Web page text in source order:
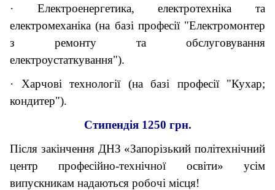
· Електроенергетика, електротехніка та
електромеханіка (на базі професії "Електромонтер
з ремонту та обслуговування
електроустаткування").
· Харчові технології (на базі професії "Кухар;
кондитер").
Стипендія 1250 грн.
Після закінчення ДНЗ «Запорізький політехнічний
центр професійно-технічної освіти» усім
випускникам надаються робочі місця!